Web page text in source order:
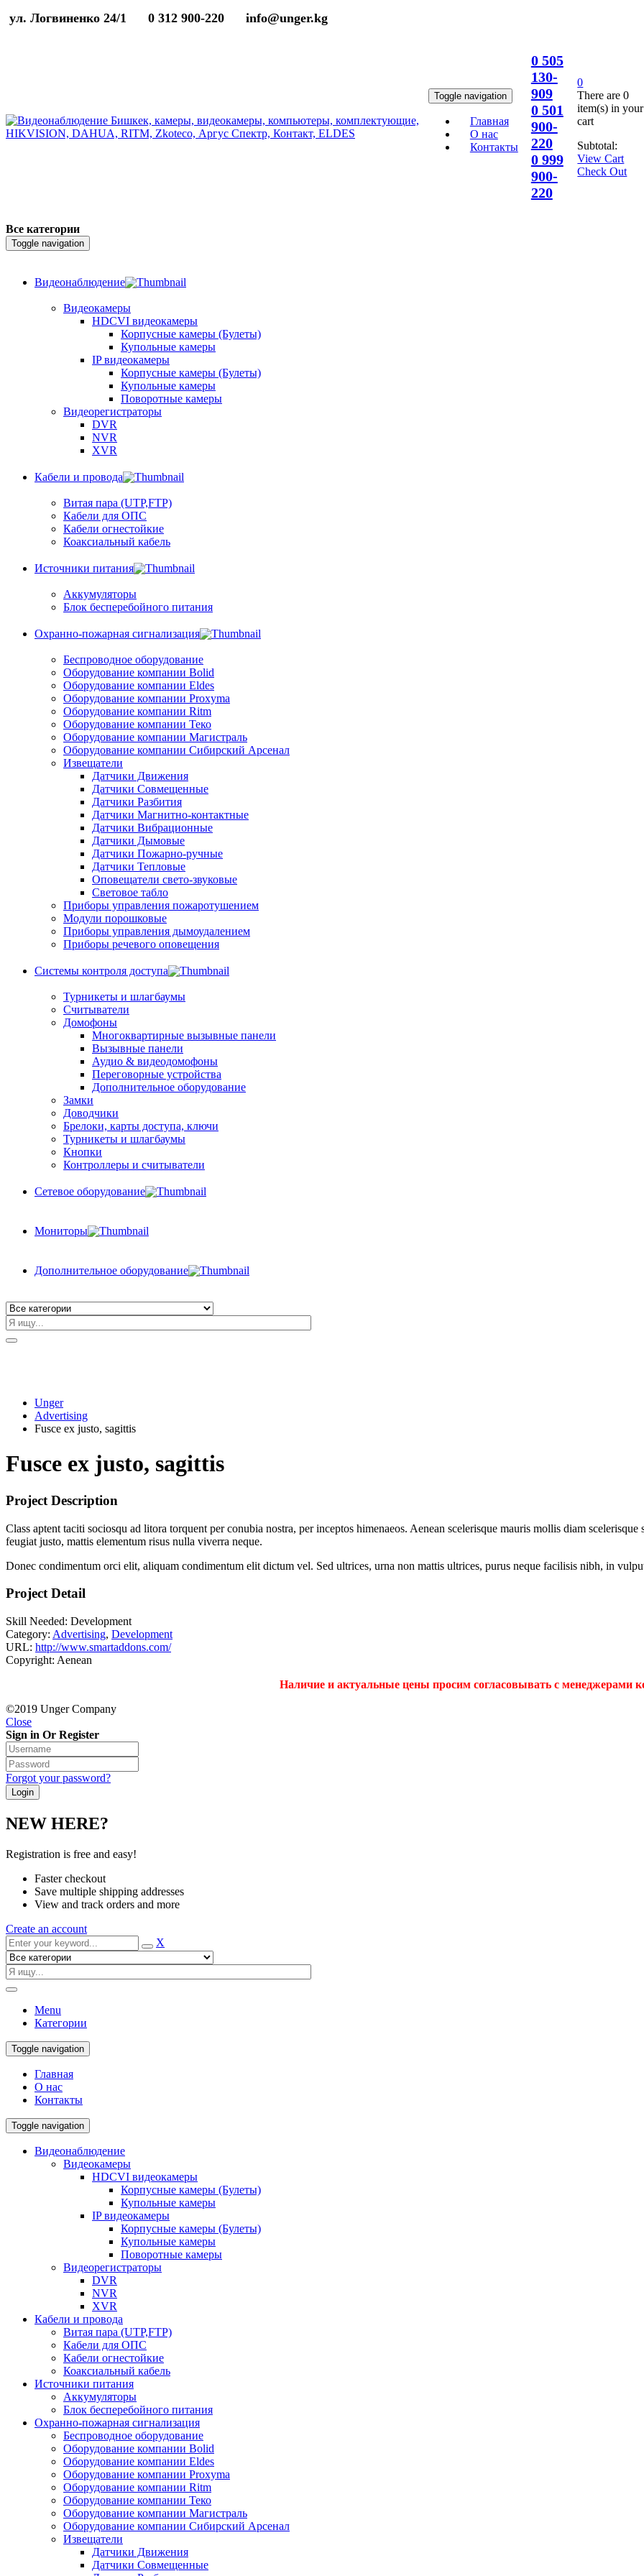
ул. Логвиненко 24/1 0 312 900-220 info@unger.kg
Toggle navigation
Главная
О нас
Контакты
0 505
130-
909
0 501
900-
220
0 999
900-
220
0
There are0
item(s) in your
cart
Subtotal:
View Cart
Check Out
Все категории
Toggle navigation
Видеонаблюдение
Видеокамеры
HDCVI видеокамеры
Корпусные камеры (Булеты)
Купольные камеры
IP видеокамеры
Корпусные камеры (Булеты)
Купольные камеры
Поворотные камеры
Видеорегистраторы
DVR
NVR
XVR
Кабели и провода
Витая пара (UTP,FTP)
Кабели для ОПС
Кабели огнестойкие
Коаксиальный кабель
Источники питания
Аккумуляторы
Блок бесперебойного питания
Охранно-пожарная сигнализация
Беспроводное оборудование
Оборудование компании Bolid
Оборудование компании Eldes
Оборудование компании Proxyma
Оборудование компании Ritm
Оборудование компании Теко
Оборудование компании Магистраль
Оборудование компании Сибирский Арсенал
Извещатели
Датчики Движения
Датчики Совмещенные
Датчики Разбития
Датчики Магнитно-контактные
Датчики Вибрационные
Датчики Дымовые
Датчики Пожарно-ручные
Датчики Тепловые
Оповещатели свето-звуковые
Световое табло
Приборы управления пожаротушением
Модули порошковые
Приборы управления дымоудалением
Приборы речевого оповещения
Системы контроля доступа
Турникеты и шлагбаумы
Cчитыватели
Домофоны
Многоквартирные вызывные панели
Вызывные панели
Аудио & видеодомофоны
Переговорные устройства
Дополнительное оборудование
Замки
Доводчики
Брелоки, карты доступа, ключи
Турникеты и шлагбаумы
Кнопки
Контроллеры и считыватели
Сетевое оборудование
Мониторы
Дополнительное оборудование
Unger
Advertising
Fusce ex justo, sagittis
Fusce ex justo, sagittis
Project Description
Class aptent taciti sociosqu ad litora torquent per conubia nostra, per inceptos himenaeos. Aenean scelerisque mauris mollis diam
feugiat justo, mattis elementum risus nulla viverra neque.
Donec condimentum orci elit, aliquam condimentum elit dictum vel. Sed ultrices, urna non mattis ultrices, purus neque facilisis nibh, in
Project Detail
Skill Needed: Development
Category: Advertising, Development
URL: http://www.smartaddons.com/
Copyright: Aenean
Наличие и актуальные цены просим согласовывать с менеджерами
©2019 Unger Company
Close
Sign in Or Register
Forgot your password?
NEW HERE?
Registration is free and easy!
Faster checkout
Save multiple shipping addresses
View and track orders and more
Create an account
X
Menu
Категории
Toggle navigation
Главная
О нас
Контакты
Toggle navigation
Видеонаблюдение
Видеокамеры
HDCVI видеокамеры
Корпусные камеры (Булеты)
Купольные камеры
IP видеокамеры
Корпусные камеры (Булеты)
Купольные камеры
Поворотные камеры
Видеорегистраторы
DVR
NVR
XVR
Кабели и провода
Витая пара (UTP,FTP)
Кабели для ОПС
Кабели огнестойкие
Коаксиальный кабель
Источники питания
Аккумуляторы
Блок бесперебойного питания
Охранно-пожарная сигнализация
Беспроводное оборудование
Оборудование компании Bolid
Оборудование компании Eldes
Оборудование компании Proxyma
Оборудование компании Ritm
Оборудование компании Теко
Оборудование компании Магистраль
Оборудование компании Сибирский Арсенал
Извещатели
Датчики Движения
Датчики Совмещенные